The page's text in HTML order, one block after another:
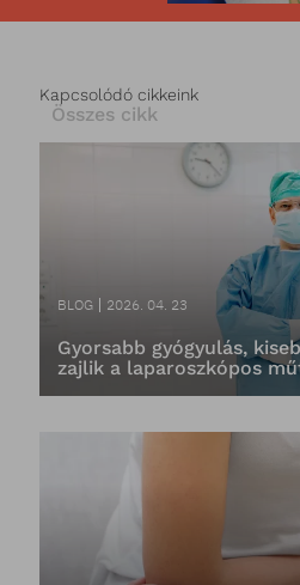
Kapcsolódó cikkeink
Összes cikk
BLOG 2026. 04. 23
Gyorsabb gyógyulás,
zajlik a laparoszkópos